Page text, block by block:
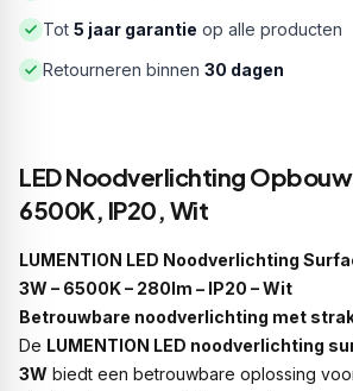
Tot 5 jaar garantie op alle producten
Retourneren binnen 30 dagen
LED Noodverlichting
6500K, IP20, Wit
LUMENTION LED Noodverlichting
3W – 6500K – 280lm – IP20 – Wit
Betrouwbare noodverlichting met
De LUMENTION LED noodverlichting
3W biedt een betrouwbare oplossing